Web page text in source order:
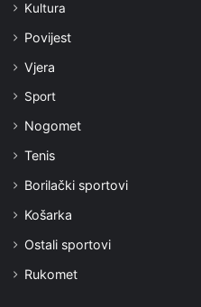
Kultura
Povijest
Vjera
Sport
Nogomet
Tenis
Borilački sportovi
Košarka
Ostali sportovi
Rukomet